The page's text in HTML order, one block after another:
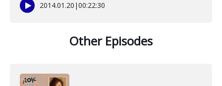
2014.01.20 |00:22:30
Other Episodes